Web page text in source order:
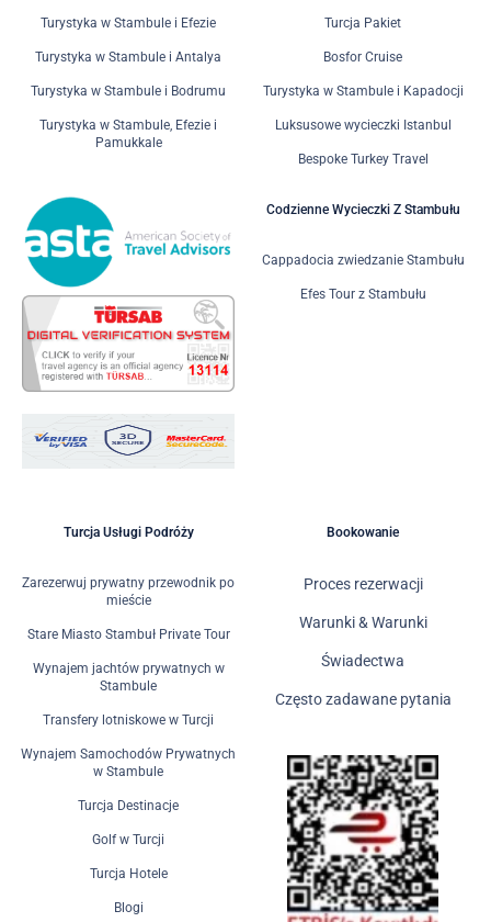
Turystyka w Stambule i Efezie
Turystyka w Stambule i Antalya
Turystyka w Stambule i Bodrumu
Turystyka w Stambule, Efezie i
Pamukkale
Turcja Pakiet
Bosfor Cruise
Turystyka w Stambule i Kapadocji
Luksusowe wycieczki Istanbul
Bespoke Turkey Travel
Codzienne Wycieczki Z Stambułu
Cappadocia zwiedzanie Stambułu
Efes Tour z Stambułu
Turcja Usługi Podróży
Zarezerwuj prywatny przewodnik po
mieście
Stare Miasto Stambuł Private Tour
Wynajem jachtów prywatnych w
Stambule
Transfery lotniskowe w Turcji
Wynajem Samochodów Prywatnych
w Stambule
Turcja Destinacje
Golf w Turcji
Turcja Hotele
Blogi
Bookowanie
Proces rezerwacji
Warunki & Warunki
Świadectwa
Często zadawane pytania